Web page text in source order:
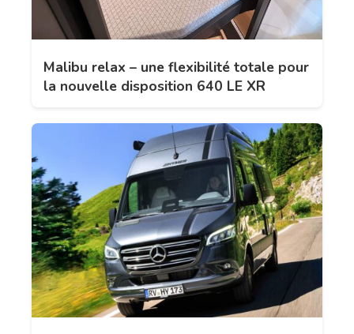
Malibu relax – une flexibilité totale pour
la nouvelle disposition 640 LE XR